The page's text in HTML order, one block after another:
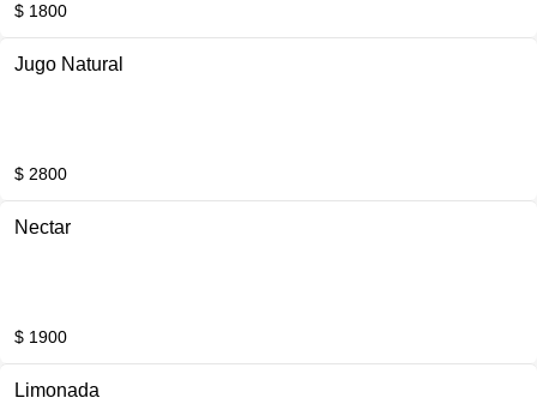
$ 1800
Jugo Natural
$ 2800
Nectar
$ 1900
Limonada